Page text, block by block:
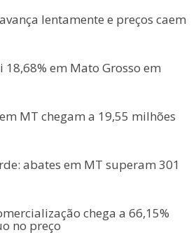
lentamente e preços caem
18,68% em Mato Grosso em
MT chegam a 19,55 milhões
abates em MT superam 301
chega a 66,15%
no preço